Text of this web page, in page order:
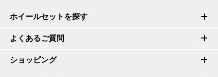
ホイールセットを探す
よくあるご質問
ショッピング